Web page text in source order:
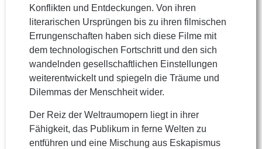
Konflikten und Entdeckungen. Von ihren
literarischen Ursprüngen bis zu ihren filmischen
Errungenschaften haben sich diese Filme mit
dem technologischen Fortschritt und den sich
wandelnden gesellschaftlichen Einstellungen
weiterentwickelt und spiegeln die Träume und
Dilemmas der Menschheit wider.
Der Reiz der Weltraumopern liegt in ihrer
Fähigkeit, das Publikum in ferne Welten zu
entführen und eine Mischung aus Eskapismus